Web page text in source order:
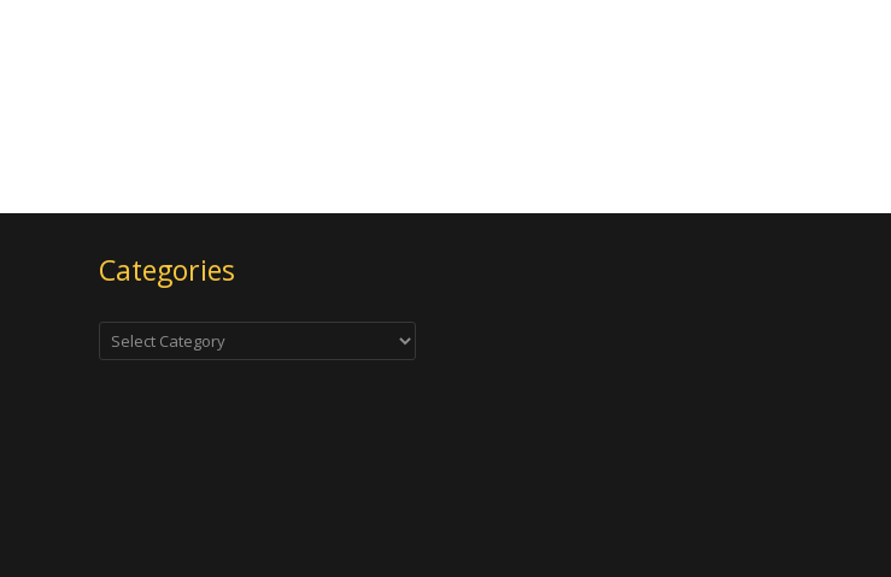
Categories
Categories